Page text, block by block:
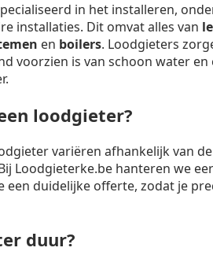
in het installeren,
installaties. Dit omvat alles van
en boilers. Loodgieters
voorzien is van schoon water en
loodgieter?
variëren afhankelijk van
Loodgieterke.be hanteren we
een duidelijke offerte, zodat je
duur?